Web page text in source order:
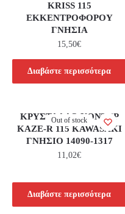
KRISS 115
ΕΚΚΕΝΤΡΟΦΟΡΟΥ
ΓΝΗΣΙΑ
15,50€
Διαβάστε περισσότερα
Out of stock
ΚΡΥΣΤΑΛΛΟ ΚΟΝΤΕΡ
KAZE-R 115 KAWASAKI
ΓΝΗΣΙΟ 14090-1317
11,02€
Διαβάστε περισσότερα